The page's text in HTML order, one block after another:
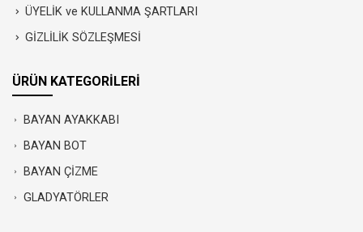
ÜYELİK ve KULLANMA ŞARTLARI
GİZLİLİK SÖZLEŞMESİ
ÜRÜN KATEGORİLERİ
BAYAN AYAKKABI
BAYAN BOT
BAYAN ÇİZME
GLADYATÖRLER